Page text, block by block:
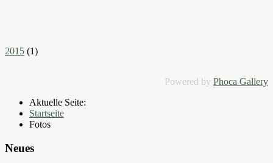
2015 (1)
Powered by Phoca Gallery
Aktuelle Seite:
Startseite
Fotos
Neues